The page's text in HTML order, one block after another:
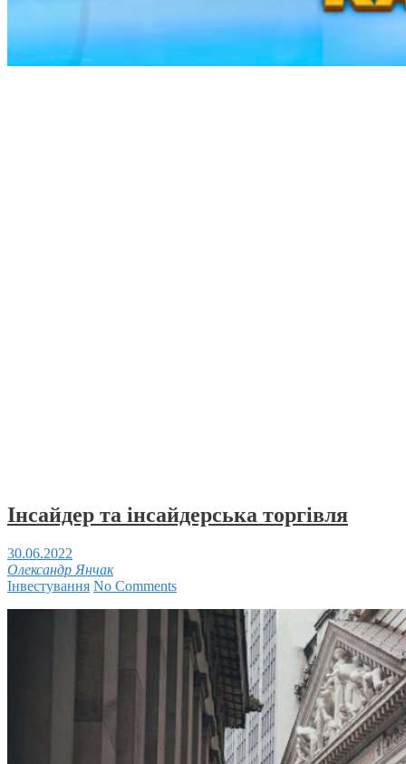
Інсайдер та інсайдерська торгівля
30.06.2022
Олександр Янчак
Інвестування No Comments